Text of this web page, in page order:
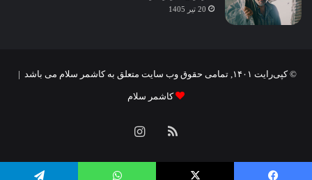
20 تیر 1405
© کپی‌رایت ۱۴۰۱, تمامی حقوق وب سایت متعلق به کاشمر سلام می باشد |
کاشمر سلام
خوراکاینستاگرام